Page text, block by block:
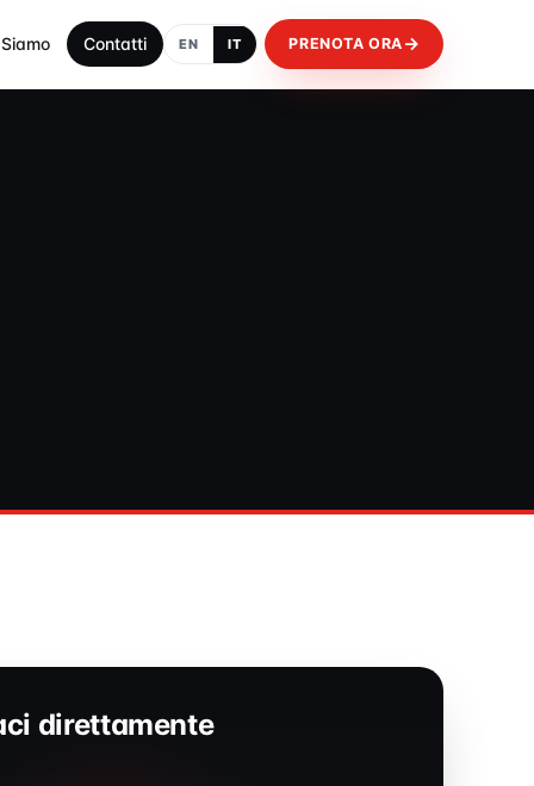
Contatti EN IT PRENOTA ORA
direttamente